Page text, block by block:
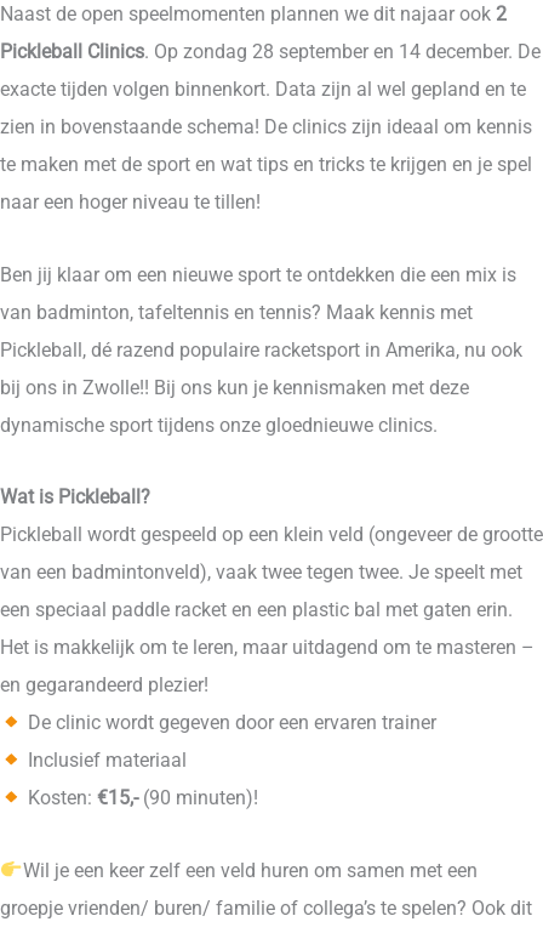
Naast de open speelmomenten plannen we dit najaar ook 2
Pickleball Clinics. Op zondag 28 september en 14 december. De
exacte tijden volgen binnenkort. Data zijn al wel gepland en te
zien in bovenstaande schema! De clinics zijn ideaal om kennis
te maken met de sport en wat tips en tricks te krijgen en je spel
naar een hoger niveau te tillen!
Ben jij klaar om een nieuwe sport te ontdekken die een mix is
van badminton, tafeltennis en tennis? Maak kennis met
Pickleball, dé razend populaire racketsport in Amerika, nu ook
bij ons in Zwolle!! Bij ons kun je kennismaken met deze
dynamische sport tijdens onze gloednieuwe clinics.
Wat is Pickleball?
Pickleball wordt gespeeld op een klein veld (ongeveer de grootte
van een badmintonveld), vaak twee tegen twee. Je speelt met
een speciaal paddle racket en een plastic bal met gaten erin.
Het is makkelijk om te leren, maar uitdagend om te masteren –
en gegarandeerd plezier!
De clinic wordt gegeven door een ervaren trainer
Inclusief materiaal
Kosten: €15,-(90 minuten)!
Wil je een keer zelf een veld huren om samen met een
groepje vrienden/ buren/ familie of collega’s te spelen? Ook dit